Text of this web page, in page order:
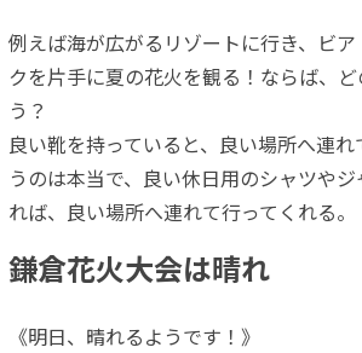
例えば海が広がるリゾートに行き、ビ
クを片手に夏の花火を観る！ならば、
う？
良い靴を持っていると、良い場所へ連れ
うのは本当で、良い休日用のシャツや
れば、良い場所へ連れて行ってくれる。
鎌倉花火大会は晴れ
《明日、晴れるようです！》